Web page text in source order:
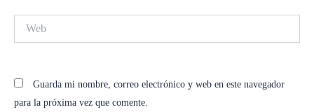
Guarda mi nombre, correo electrónico y web en este navegador
para la próxima vez que comente.